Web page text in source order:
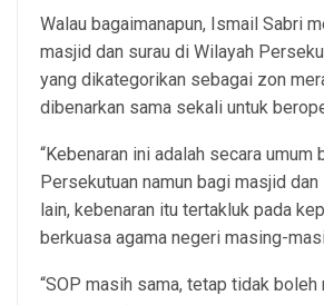
Walau bagaimanapun, Ismail Sabri
masjid dan surau di Wilayah
yang dikategorikan sebagai zon
dibenarkan sama sekali untuk
“Kebenaran ini adalah secara umum
Persekutuan namun bagi masjid
lain, kebenaran itu tertakluk pada
berkuasa agama negeri masing-
“SOP masih sama, tetap tidak